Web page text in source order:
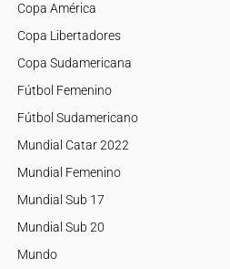
Copa América
Copa Libertadores
Copa Sudamericana
Fútbol Femenino
Fútbol Sudamericano
Mundial Catar 2022
Mundial Femenino
Mundial Sub 17
Mundial Sub 20
Mundo